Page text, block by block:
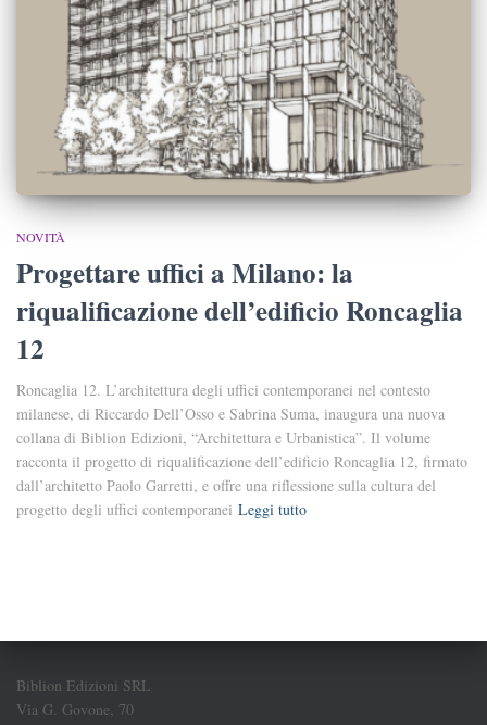
NOVITÀ
Progettare uffici a Milano: la
riqualificazione dell’edificio Roncaglia
12
Roncaglia 12. L’architettura degli uffici contemporanei nel contesto
milanese, di Riccardo Dell’Osso e Sabrina Suma, inaugura una nuova
collana di Biblion Edizioni, “Architettura e Urbanistica”. Il volume
racconta il progetto di riqualificazione dell’edificio Roncaglia 12, firmato
dall’architetto Paolo Garretti, e offre una riflessione sulla cultura del
progetto degli uffici contemporanei Leggi tutto
Biblion Edizioni SRL
Via G. Govone, 70